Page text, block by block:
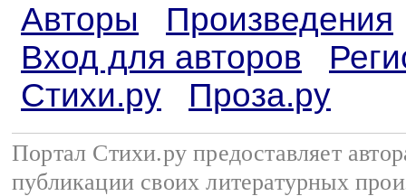
Авторы
Произведения
Вход для авторов
Стихи.ру
Проза.ру
Портал Стихи.ру предоставляет
публикации своих литературных